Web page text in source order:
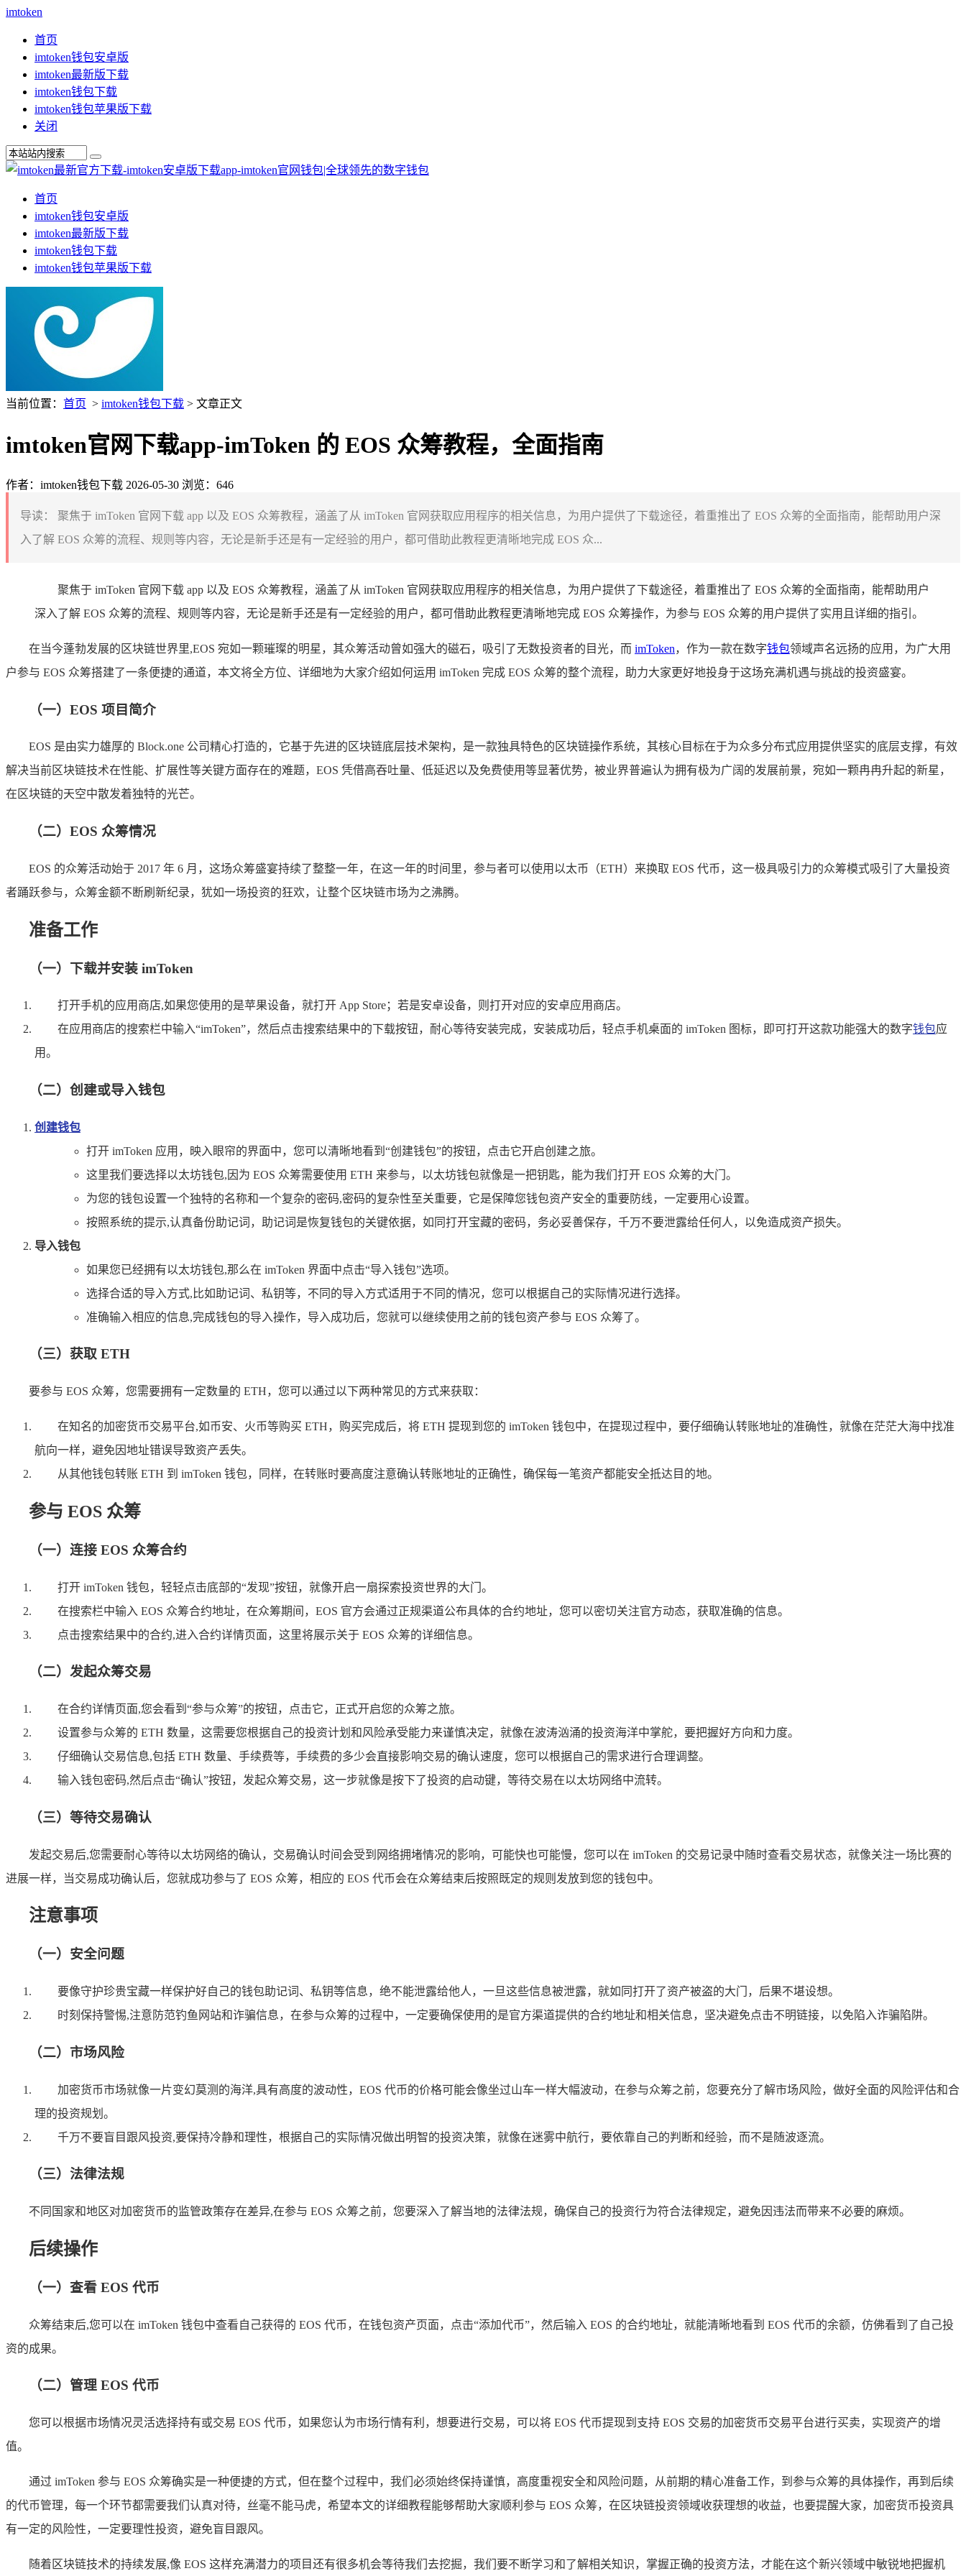
imtoken
首页
imtoken钱包安卓版
imtoken最新版下载
imtoken钱包下载
imtoken钱包苹果版下载
关闭
首页
imtoken钱包安卓版
imtoken最新版下载
imtoken钱包下载
imtoken钱包苹果版下载
当前位置： 首页 > imtoken钱包下载 > 文章正文
imtoken官网下载app-imToken 的 EOS 众筹教程，全面指南
作者：imtoken钱包下载 2026-05-30 浏览：646
导读：
聚焦于 imToken 官网下载 app 以及 EOS 众筹教程，涵盖了从 imToken 官网获取应用程序的相关信息，为用户提供了下载途径，着重推出了 EOS 众筹的全面指南，能帮助用户深
入了解 EOS 众筹的流程、规则等内容，无论是新手还是有一定经验的用户，都可借助此教程更清晰地完成 EOS 众...
聚焦于 imToken 官网下载 app 以及 EOS 众筹教程，涵盖了从 imToken 官网获取应用程序的相关信息，为用户提供了下载途径，着重推出了 EOS 众筹的全面指南，能帮助用户
深入了解 EOS 众筹的流程、规则等内容，无论是新手还是有一定经验的用户，都可借助此教程更清晰地完成 EOS 众筹操作，为参与 EOS 众筹的用户提供了实用且详细的指引。
在当今蓬勃发展的区块链世界里,EOS 宛如一颗璀璨的明星，其众筹活动曾如强大的磁石，吸引了无数投资者的目光，而 imToken，作为一款在数字钱包领域声名远扬的应用，为广大用
户参与 EOS 众筹搭建了一条便捷的通道，本文将全方位、详细地为大家介绍如何运用 imToken 完成 EOS 众筹的整个流程，助力大家更好地投身于这场充满机遇与挑战的投资盛宴。
（一）EOS 项目简介
EOS 是由实力雄厚的 Block.one 公司精心打造的，它基于先进的区块链底层技术架构，是一款独具特色的区块链操作系统，其核心目标在于为众多分布式应用提供坚实的底层支撑，有效
解决当前区块链技术在性能、扩展性等关键方面存在的难题，EOS 凭借高吞吐量、低延迟以及免费使用等显著优势，被业界普遍认为拥有极为广阔的发展前景，宛如一颗冉冉升起的新星，
在区块链的天空中散发着独特的光芒。
（二）EOS 众筹情况
EOS 的众筹活动始于 2017 年 6 月，这场众筹盛宴持续了整整一年，在这一年的时间里，参与者可以使用以太币（ETH）来换取 EOS 代币，这一极具吸引力的众筹模式吸引了大量投资
者踊跃参与，众筹金额不断刷新纪录，犹如一场投资的狂欢，让整个区块链市场为之沸腾。
准备工作
（一）下载并安装 imToken
打开手机的应用商店,如果您使用的是苹果设备，就打开 App Store；若是安卓设备，则打开对应的安卓应用商店。
在应用商店的搜索栏中输入“imToken”，然后点击搜索结果中的下载按钮，耐心等待安装完成，安装成功后，轻点手机桌面的 imToken 图标，即可打开这款功能强大的数字钱包应
用。
（二）创建或导入钱包
创建钱包
打开 imToken 应用，映入眼帘的界面中，您可以清晰地看到“创建钱包”的按钮，点击它开启创建之旅。
这里我们要选择以太坊钱包,因为 EOS 众筹需要使用 ETH 来参与，以太坊钱包就像是一把钥匙，能为我们打开 EOS 众筹的大门。
为您的钱包设置一个独特的名称和一个复杂的密码,密码的复杂性至关重要，它是保障您钱包资产安全的重要防线，一定要用心设置。
按照系统的提示,认真备份助记词，助记词是恢复钱包的关键依据，如同打开宝藏的密码，务必妥善保存，千万不要泄露给任何人，以免造成资产损失。
导入钱包
如果您已经拥有以太坊钱包,那么在 imToken 界面中点击“导入钱包”选项。
选择合适的导入方式,比如助记词、私钥等，不同的导入方式适用于不同的情况，您可以根据自己的实际情况进行选择。
准确输入相应的信息,完成钱包的导入操作，导入成功后，您就可以继续使用之前的钱包资产参与 EOS 众筹了。
（三）获取 ETH
要参与 EOS 众筹，您需要拥有一定数量的 ETH，您可以通过以下两种常见的方式来获取：
在知名的加密货币交易平台,如币安、火币等购买 ETH，购买完成后，将 ETH 提现到您的 imToken 钱包中，在提现过程中，要仔细确认转账地址的准确性，就像在茫茫大海中找准
航向一样，避免因地址错误导致资产丢失。
从其他钱包转账 ETH 到 imToken 钱包，同样，在转账时要高度注意确认转账地址的正确性，确保每一笔资产都能安全抵达目的地。
参与 EOS 众筹
（一）连接 EOS 众筹合约
打开 imToken 钱包，轻轻点击底部的“发现”按钮，就像开启一扇探索投资世界的大门。
在搜索栏中输入 EOS 众筹合约地址，在众筹期间，EOS 官方会通过正规渠道公布具体的合约地址，您可以密切关注官方动态，获取准确的信息。
点击搜索结果中的合约,进入合约详情页面，这里将展示关于 EOS 众筹的详细信息。
（二）发起众筹交易
在合约详情页面,您会看到“参与众筹”的按钮，点击它，正式开启您的众筹之旅。
设置参与众筹的 ETH 数量，这需要您根据自己的投资计划和风险承受能力来谨慎决定，就像在波涛汹涌的投资海洋中掌舵，要把握好方向和力度。
仔细确认交易信息,包括 ETH 数量、手续费等，手续费的多少会直接影响交易的确认速度，您可以根据自己的需求进行合理调整。
输入钱包密码,然后点击“确认”按钮，发起众筹交易，这一步就像是按下了投资的启动键，等待交易在以太坊网络中流转。
（三）等待交易确认
发起交易后,您需要耐心等待以太坊网络的确认，交易确认时间会受到网络拥堵情况的影响，可能快也可能慢，您可以在 imToken 的交易记录中随时查看交易状态，就像关注一场比赛的
进展一样，当交易成功确认后，您就成功参与了 EOS 众筹，相应的 EOS 代币会在众筹结束后按照既定的规则发放到您的钱包中。
注意事项
（一）安全问题
要像守护珍贵宝藏一样保护好自己的钱包助记词、私钥等信息，绝不能泄露给他人，一旦这些信息被泄露，就如同打开了资产被盗的大门，后果不堪设想。
时刻保持警惕,注意防范钓鱼网站和诈骗信息，在参与众筹的过程中，一定要确保使用的是官方渠道提供的合约地址和相关信息，坚决避免点击不明链接，以免陷入诈骗陷阱。
（二）市场风险
加密货币市场就像一片变幻莫测的海洋,具有高度的波动性，EOS 代币的价格可能会像坐过山车一样大幅波动，在参与众筹之前，您要充分了解市场风险，做好全面的风险评估和合
理的投资规划。
千万不要盲目跟风投资,要保持冷静和理性，根据自己的实际情况做出明智的投资决策，就像在迷雾中航行，要依靠自己的判断和经验，而不是随波逐流。
（三）法律法规
不同国家和地区对加密货币的监管政策存在差异,在参与 EOS 众筹之前，您要深入了解当地的法律法规，确保自己的投资行为符合法律规定，避免因违法而带来不必要的麻烦。
后续操作
（一）查看 EOS 代币
众筹结束后,您可以在 imToken 钱包中查看自己获得的 EOS 代币，在钱包资产页面，点击“添加代币”，然后输入 EOS 的合约地址，就能清晰地看到 EOS 代币的余额，仿佛看到了自己投
资的成果。
（二）管理 EOS 代币
您可以根据市场情况灵活选择持有或交易 EOS 代币，如果您认为市场行情有利，想要进行交易，可以将 EOS 代币提现到支持 EOS 交易的加密货币交易平台进行买卖，实现资产的增
值。
通过 imToken 参与 EOS 众筹确实是一种便捷的方式，但在整个过程中，我们必须始终保持谨慎，高度重视安全和风险问题，从前期的精心准备工作，到参与众筹的具体操作，再到后续
的代币管理，每一个环节都需要我们认真对待，丝毫不能马虎，希望本文的详细教程能够帮助大家顺利参与 EOS 众筹，在区块链投资领域收获理想的收益，也要提醒大家，加密货币投资具
有一定的风险性，一定要理性投资，避免盲目跟风。
随着区块链技术的持续发展,像 EOS 这样充满潜力的项目还有很多机会等待我们去挖掘，我们要不断学习和了解相关知识，掌握正确的投资方法，才能在这个新兴领域中敏锐地把握机